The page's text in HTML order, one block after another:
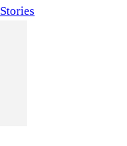
Stories